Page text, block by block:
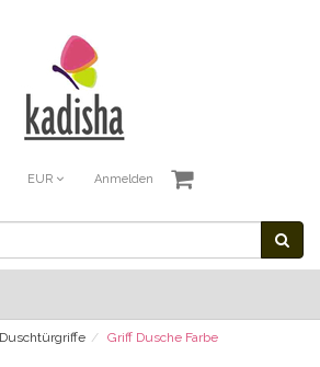
EUR Anmelden
Duschtürgriffe Griff Dusche Farbe